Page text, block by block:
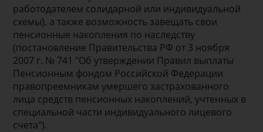
работодателем солидарной или индивидуальной
схемы), а также возможность завещать свои
пенсионные накопления по наследству
(постановление Правительства РФ от 3 ноября
2007 г. № 741 "Об утверждении Правил выплаты
Пенсионным фондом Российской Федерации
правопреемникам умершего застрахованного
лица средств пенсионных накоплений, учтенных в
специальной части индивидуального лицевого
счета").